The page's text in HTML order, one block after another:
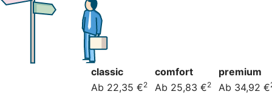
classic comfort
premium
Ab 22,35 €2 Ab 25,83 €2 Ab 34,92 €